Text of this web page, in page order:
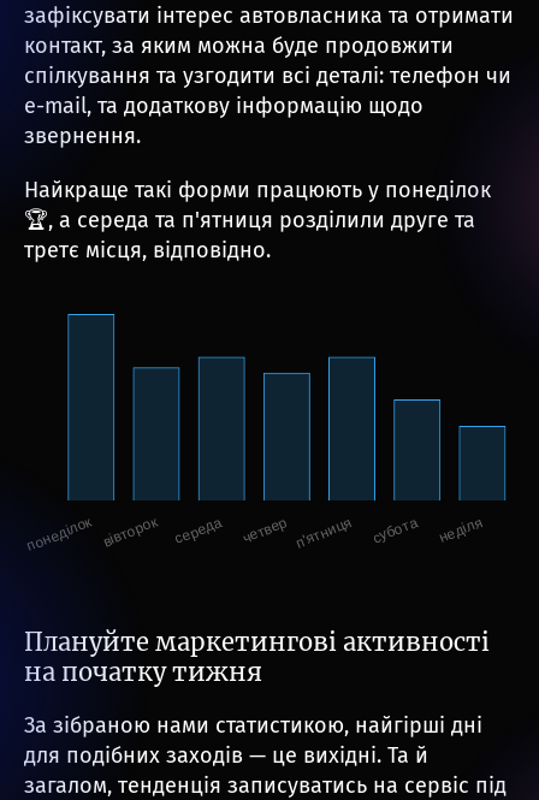
зафіксувати інтерес автовласника та отримати
контакт, за яким можна буде продовжити
спілкування та узгодити всі деталі: телефон чи
e-mail, та додаткову інформацію щодо
звернення.
Найкраще такі форми працюють у понеділок
🏆, а середа та п'ятниця розділили друге та
третє місця, відповідно.
Плануйте маркетингові активності
на початку тижня
За зібраною нами статистикою, найгірші дні
для подібних заходів — це вихідні. Та й
загалом, тенденція записуватись на сервіс під